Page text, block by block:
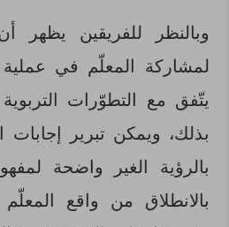
وبالنظر للفريقين يظهر أن
لمشاركة المعلّم في عملية
يتّفق مع التطوّرات
بذلك، ويمكن تبرير إجابات
بالرؤية الغير واضحة
بالانطلاق من واقع